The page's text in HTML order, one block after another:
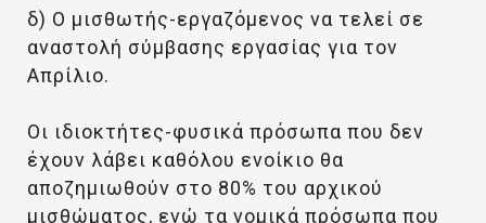
δ) Ο μισθωτής-εργαζόμενος να τελεί σε
αναστολή σύμβασης εργασίας για τον
Απρίλιο.
Οι ιδιοκτήτες-φυσικά πρόσωπα που δεν
έχουν λάβει καθόλου ενοίκιο θα
αποζημιωθούν στο 80% του αρχικού
μισθώματος, ενώ τα νομικά πρόσωπα που